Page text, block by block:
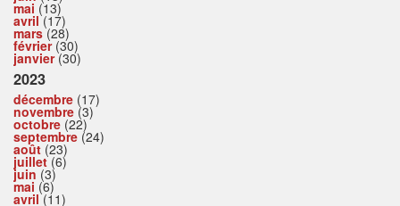
mai (13)
avril(17)
mars(28)
février(30)
janvier(30)
2023
décembre (17)
novembre (3)
octobre (22)
septembre (24)
août (23)
juillet(6)
juin (3)
mai (6)
avril(11)